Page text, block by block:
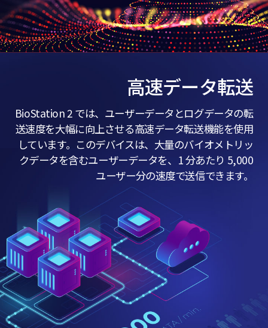
高速データ転送
BioStation 2 では、ユーザーデータとログデータの転
送速度を大幅に向上させる高速データ転送機能を使用
しています。このデバイスは、大量のバイオメトリッ
クデータを含むユーザーデータを、1 分あたり 5,000
ユーザー分の速度で送信できます。